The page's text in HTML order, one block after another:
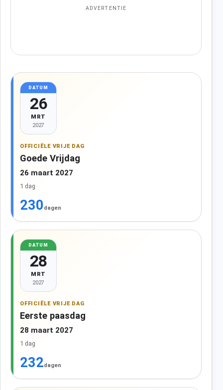
ADVERTENTIE
DATUM
26
MRT
2027
OFFICIËLE VRIJE DAG
Goede Vrijdag
26 maart 2027
1 dag
230 dagen
DATUM
28
MRT
2027
OFFICIËLE VRIJE DAG
Eerste paasdag
28 maart 2027
1 dag
232dagen